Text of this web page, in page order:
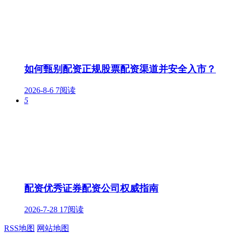
如何甄别配资正规股票配资渠道并安全入市？
2026-8-6 7阅读
5
配资优秀证券配资公司权威指南
2026-7-28 17阅读
RSS地图 网站地图